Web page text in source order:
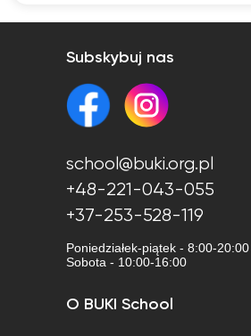
Subskybuj nas
school@buki.org.pl
+48-221-043-055
+37-253-528-119
Poniedziałek-piątek - 8:00-20:00
Sobota - 10:00-16:00
O BUKI School